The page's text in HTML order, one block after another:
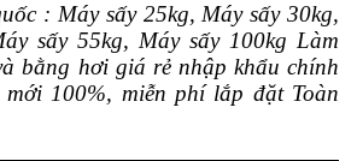
: Máy sấy 25kg, Máy sấy 30kg,
sấy 55kg, Máy sấy 100kg Làm
bằng hơi giá rẻ nhập khẩu chính
100%, miễn phí lắp đặt Toàn